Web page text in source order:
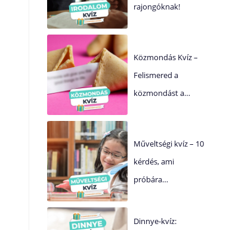
rajongóknak!
Közmondás Kvíz –
Felismered a
közmondást a…
Műveltségi kvíz – 10
kérdés, ami
próbára…
Dinnye-kvíz: